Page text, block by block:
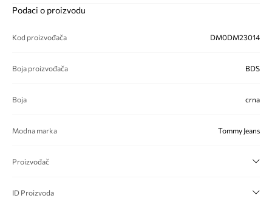
Podaci o proizvodu
Kod proizvođača DM0DM23014
Boja proizvođača BDS
Boja crna
Modna marka Tommy Jeans
Proizvođač
ID Proizvoda